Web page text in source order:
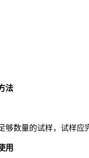
法
数量的试样，试样应
用